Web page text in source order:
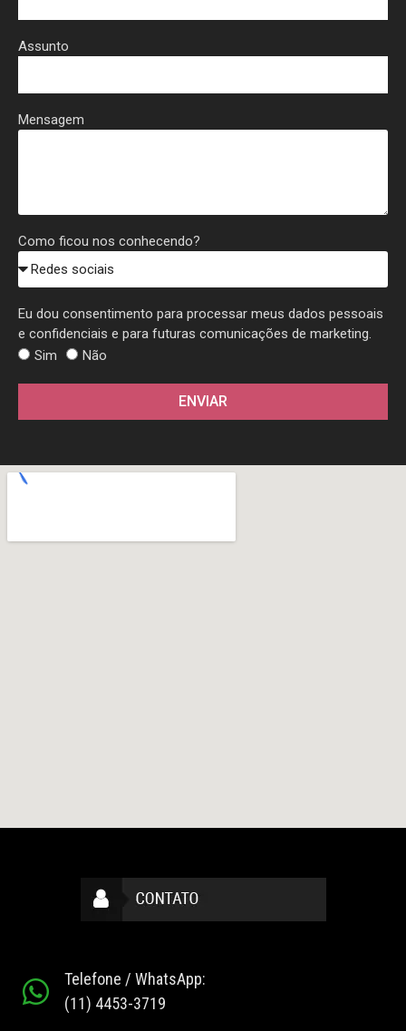
Assunto
Mensagem
Como ficou nos conhecendo?
Eu dou consentimento para processar meus dados pessoais
e confidenciais e para futuras comunicações de marketing.
Sim
Não
ENVIAR
Telefone / WhatsApp:
(11) 4453-3719